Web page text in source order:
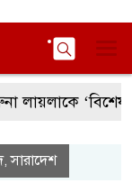
‘বিশেষ
,সারাদেশ